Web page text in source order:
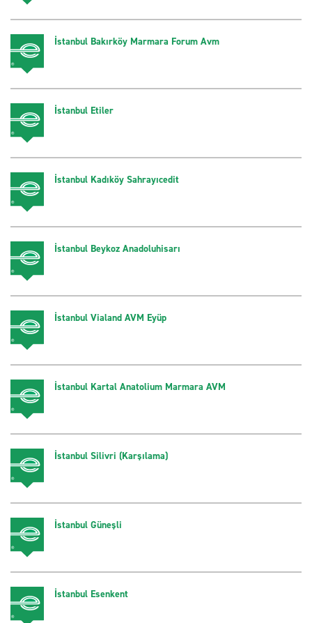
İstanbul Bakırköy Marmara Forum Avm
İstanbul Etiler
İstanbul Kadıköy Sahrayıcedit
İstanbul Beykoz Anadoluhisarı
İstanbul Vialand AVM Eyüp
İstanbul Kartal Anatolium Marmara AVM
İstanbul Silivri (Karşılama)
İstanbul Güneşli
İstanbul Esenkent